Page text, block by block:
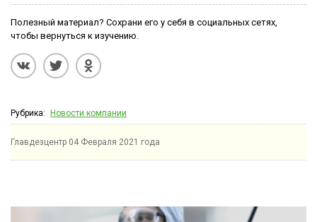
Полезный материал? Сохрани его у себя в социальных сетях,
чтобы вернуться к изучению.
Рубрика: Новости компании
Главдезцентр 04 Февраля 2021 года